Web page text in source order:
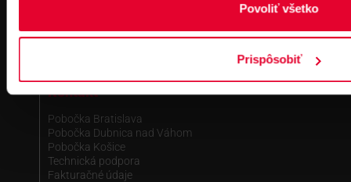
Povoliť všetko
Prispôsobiť
zapísané v OR MS Bratislava III,
Kontakt
Pobočka Bratislava
Pobočka Dubnica nad Váhom
Pobočka Košice
Technická podpora
Fakturačné údaje